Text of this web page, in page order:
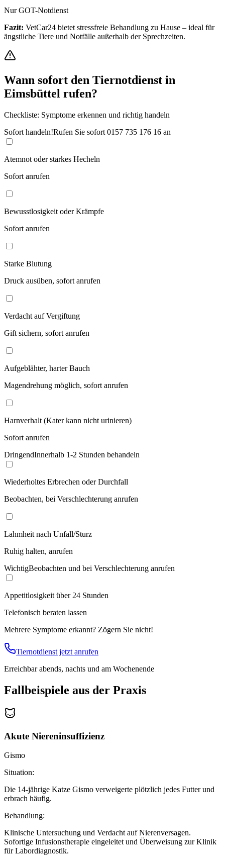
Nur GOT-Notdienst
Fazit: VetCar24 bietet stressfreie Behandlung zu Hause – ideal für
ängstliche Tiere und Notfälle außerhalb der Sprechzeiten.
Wann sofort den Tiernotdienst in
Eimsbüttel rufen?
Checkliste: Symptome erkennen und richtig handeln
Sofort handeln!Rufen Sie sofort 0157 735 176 16 an
Atemnot oder starkes Hecheln
Sofort anrufen
Bewusstlosigkeit oder Krämpfe
Sofort anrufen
Starke Blutung
Druck ausüben, sofort anrufen
Verdacht auf Vergiftung
Gift sichern, sofort anrufen
Aufgeblähter, harter Bauch
Magendrehung möglich, sofort anrufen
Harnverhalt (Kater kann nicht urinieren)
Sofort anrufen
DringendInnerhalb 1-2 Stunden behandeln
Wiederholtes Erbrechen oder Durchfall
Beobachten, bei Verschlechterung anrufen
Lahmheit nach Unfall/Sturz
Ruhig halten, anrufen
WichtigBeobachten und bei Verschlechterung anrufen
Appetitlosigkeit über 24 Stunden
Telefonisch beraten lassen
Mehrere Symptome erkannt? Zögern Sie nicht!
Tiernotdienst jetzt anrufen
Erreichbar abends, nachts und am Wochenende
Fallbeispiele aus der Praxis
Akute Niereninsuffizienz
Gismo
Situation:
Die 14-jährige Katze Gismo verweigerte plötzlich jedes Futter und
erbrach häufig.
Behandlung:
Klinische Untersuchung und Verdacht auf Nierenversagen.
Sofortige Infusionstherapie eingeleitet und Überweisung zur Klinik
für Labordiagnostik.